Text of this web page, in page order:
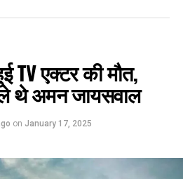
TV एक्टर की मौत,
थे अमन जायसवाल
on January 17, 2025